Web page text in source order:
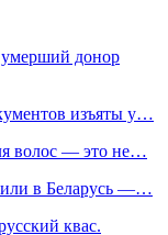
донор
изъяты у…
волос — это не…
в Беларусь —…
квас.